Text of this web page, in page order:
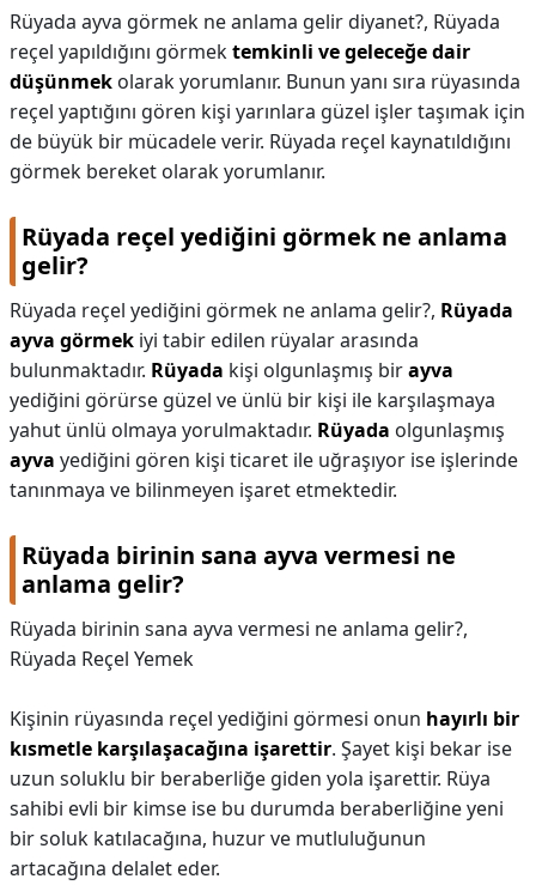
Rüyada ayva görmek ne anlama gelir diyanet?, Rüyada
reçel yapıldığını görmektemkinli ve geleceğe dair
düşünmek olarak yorumlanır. Bunun yanı sıra rüyasında
reçel yaptığını gören kişi yarınlara güzel işler taşımak için
de büyük bir mücadele verir. Rüyada reçel kaynatıldığını
görmek bereket olarak yorumlanır.
Rüyada reçel yediğini görmek ne anlama
gelir?
Rüyada reçel yediğini görmek ne anlama gelir?, Rüyada
ayva görmek iyi tabir edilen rüyalar arasında
bulunmaktadır. Rüyada kişi olgunlaşmış birayva
yediğini görürse güzel ve ünlü bir kişi ile karşılaşmaya
yahut ünlü olmaya yorulmaktadır. Rüyada olgunlaşmış
ayva yediğini gören kişi ticaret ile uğraşıyor ise işlerinde
tanınmaya ve bilinmeyen işaret etmektedir.
Rüyada birinin sana ayva vermesi ne
anlama gelir?
Rüyada birinin sana ayva vermesi ne anlama gelir?,
Rüyada Reçel Yemek
Kişinin rüyasında reçel yediğini görmesi onun hayırlı bir
kısmetle karşılaşacağına işarettir. Şayet kişi bekar ise
uzun soluklu bir beraberliğe giden yola işarettir. Rüya
sahibi evli bir kimse ise bu durumda beraberliğine yeni
bir soluk katılacağına, huzur ve mutluluğunun
artacağına delalet eder.